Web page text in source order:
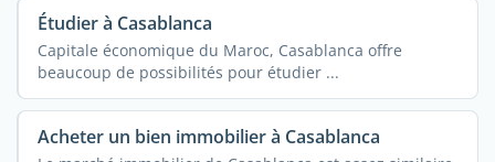
Étudier à Casablanca
Capitale économique du Maroc, Casablanca offre
beaucoup de possibilités pour étudier ...
Acheter un bien immobilier à Casablanca